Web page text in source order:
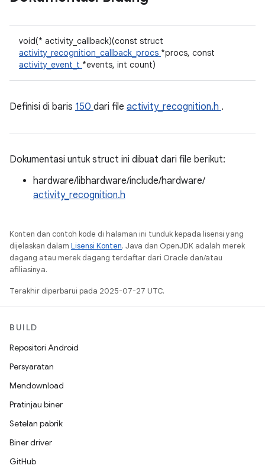
void(* activity_callback)(const struct
activity_recognition_callback_procs *procs, const
activity_event_t *events, int count)
Definisi di baris 150 dari file activity_recognition.h .
Dokumentasi untuk struct ini dibuat dari file berikut:
hardware/libhardware/include/hardware/
activity_recognition.h
Konten dan contoh kode di halaman ini tunduk kepada lisensi yang
dijelaskan dalam Lisensi Konten. Java dan OpenJDK adalah merek
dagang atau merek dagang terdaftar dari Oracle dan/atau
afiliasinya.
Terakhir diperbarui pada 2025-07-27 UTC.
BUILD
Repositori Android
Persyaratan
Mendownload
Pratinjau biner
Setelan pabrik
Biner driver
GitHub